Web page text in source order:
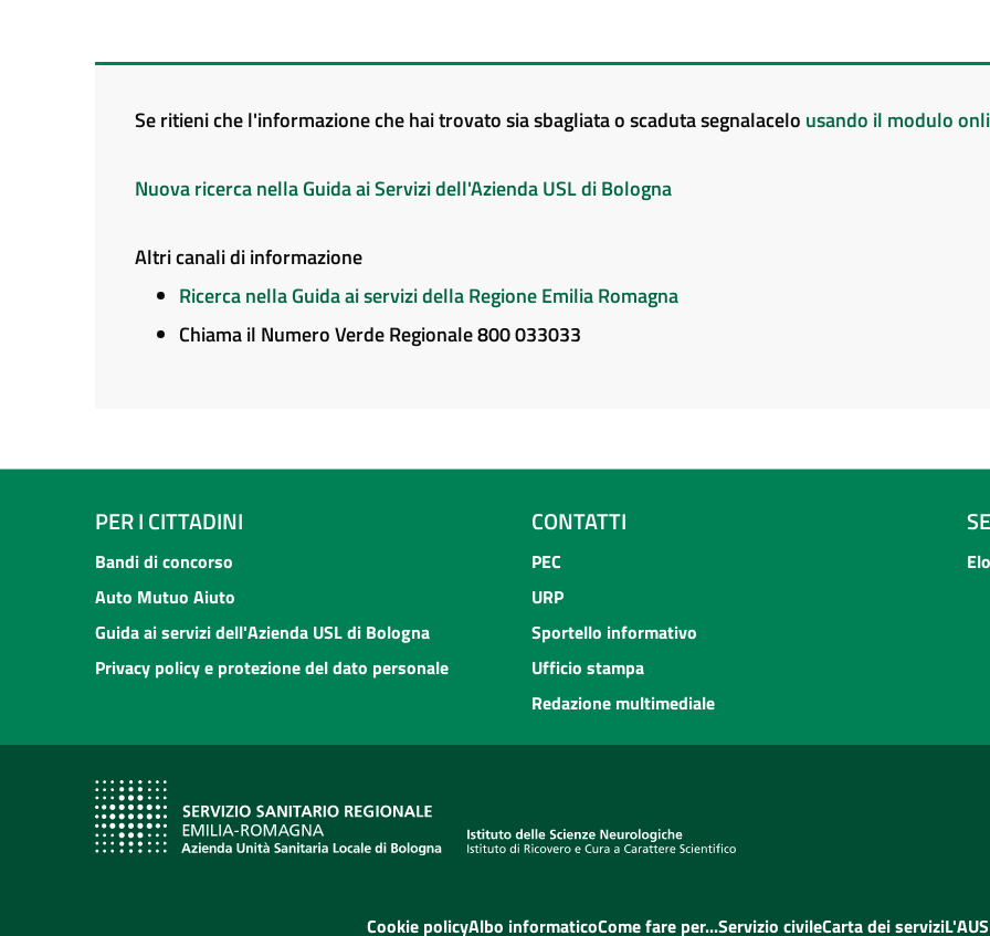
Se ritieni che l'informazione che hai trovato sia sbagliata o scaduta segnalacelo usando il modulo
Nuova ricerca nella Guida ai Servizi dell'Azienda USL di Bologna
Altri canali di informazione
Ricerca nella Guida ai servizi della Regione Emilia Romagna
Chiama il Numero Verde Regionale 800 033033
PER I CITTADINI
Bandi di concorso
Auto Mutuo Aiuto
Guida ai servizi dell'Azienda USL di Bologna
Privacy policy e protezione del dato personale
CONTATTI
PEC
URP
Sportello informativo
Ufficio stampa
Redazione multimediale
Cookie policyAlbo informaticoCome fare per...Servizio civileCarta dei servizi